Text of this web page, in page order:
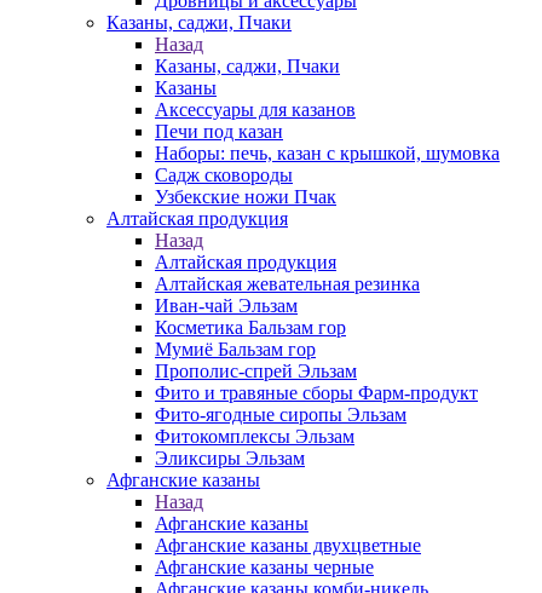
Казаны, саджи, Пчаки
Назад
Казаны, саджи, Пчаки
Казаны
Аксессуары для казанов
Печи под казан
Наборы: печь, казан с крышкой, шумовка
Садж сковороды
Узбекские ножи Пчак
Алтайская продукция
Назад
Алтайская продукция
Алтайская жевательная резинка
Иван-чай Эльзам
Косметика Бальзам гор
Мумиё Бальзам гор
Прополис-спрей Эльзам
Фито и травяные сборы Фарм-продукт
Фито-ягодные сиропы Эльзам
Фитокомплексы Эльзам
Эликсиры Эльзам
Афганские казаны
Назад
Афганские казаны
Афганские казаны двухцветные
Афганские казаны черные
Афганские казаны комби-никель